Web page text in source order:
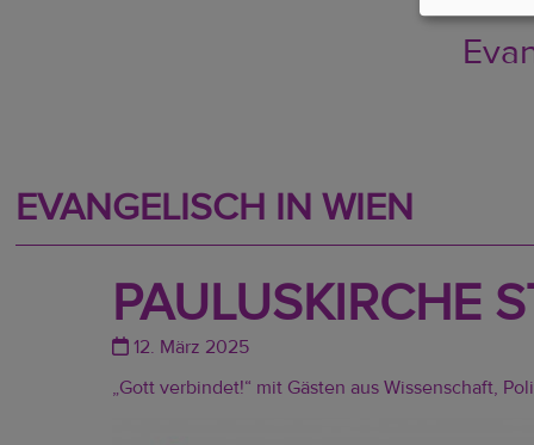
EVANGELISCH IN WIEN
PAULUSKIRCHE
12. März 2025
„Gott verbindet!“ mit Gästen aus Wissenschaft,